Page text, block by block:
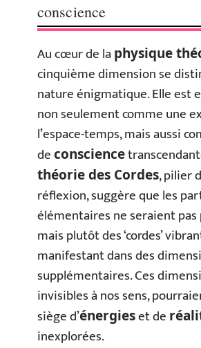
conscience
Au cœur de laphysique
cinquième dimension se
nature énigmatique. Elle est
non seulement comme une
l’espace-temps, mais aussi
deconscience
théorie des Cordes, pilier
réflexion, suggère que les
élémentaires ne seraient pas
mais plutôt des ‘cordes’
manifestant dans des
supplémentaires. Ces
invisibles à nos sens,
siège d’énergieset de
inexplorées.